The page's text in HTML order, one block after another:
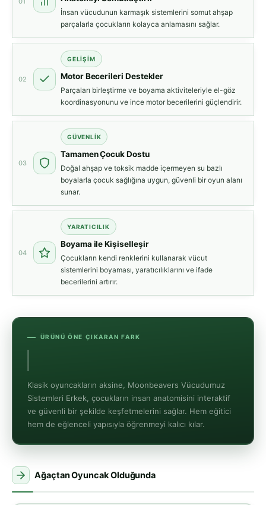
İnsan vücudunun karmaşık sistemlerini somut ahşap
parçalarla çocukların kolayca anlamasını sağlar.
02
GELİŞİM
Motor Becerileri Destekler
Parçaları birleştirme ve boyama aktiviteleriyle el-göz
koordinasyonunu ve ince motor becerilerini güçlendirir.
03
GÜVENLİK
Tamamen Çocuk Dostu
Doğal ahşap ve toksik madde içermeyen su bazlı
boyalarla çocuk sağlığına uygun, güvenli bir oyun alanı
sunar.
04
YARATICILIK
Boyama ile Kişiselleşir
Çocukların kendi renklerini kullanarak vücut
sistemlerini boyaması, yaratıcılıklarını ve ifade
becerilerini artırır.
ÜRÜNÜ ÖNE ÇIKARAN FARK
Klasik oyuncakların aksine, Moonbeavers Vücudumuz
Sistemleri Erkek, çocukların insan anatomisini interaktif
ve güvenli bir şekilde keşfetmelerini sağlar. Hem eğitici
hem de eğlenceli yapısıyla öğrenmeyi kalıcı kılar.
Ağaçtan Oyuncak Olduğunda